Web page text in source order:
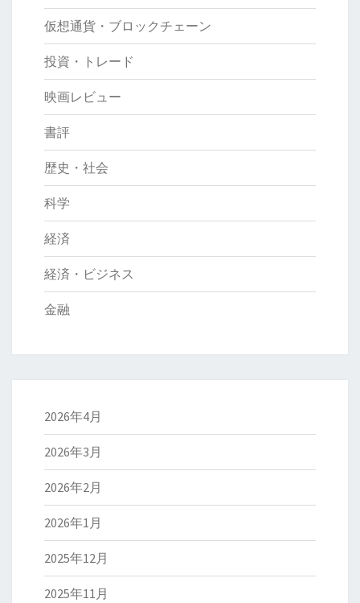
仮想通貨・ブロックチェーン
投資・トレード
映画レビュー
書評
歴史・社会
科学
経済
経済・ビジネス
金融
2026年4月
2026年3月
2026年2月
2026年1月
2025年12月
2025年11月